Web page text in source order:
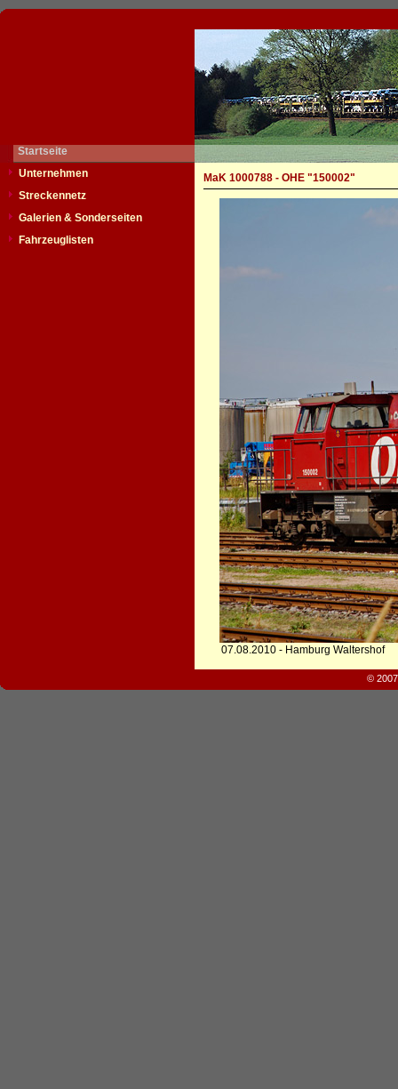
Startseite
Unternehmen
Streckennetz
Galerien & Sonderseiten
Fahrzeuglisten
MaK 1000788 - OHE "150002"
07.08.2010 - Hamburg Waltershof
©